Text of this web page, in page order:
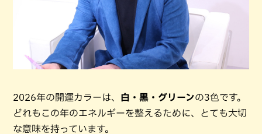
2026年の開運カラーは、 白・黒・グリーンの3色です。
どれもこの年のエネルギーを整えるために、とても大切
な意味を持っています。